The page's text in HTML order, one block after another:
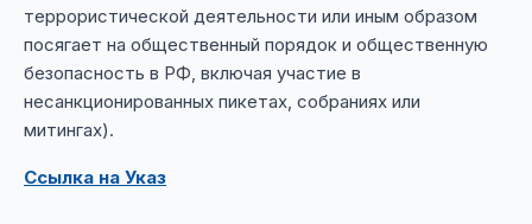
террористической деятельности или иным образом
посягает на общественный порядок и общественную
безопасность в РФ, включая участие в
несанкционированных пикетах, собраниях или
митингах).
Ссылка на Указ